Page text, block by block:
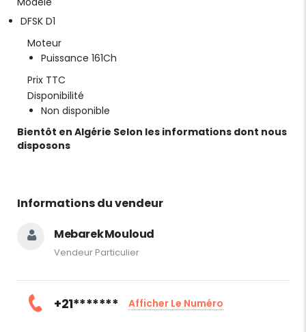
DFSK D1
Moteur
Puissance 161Ch
Prix TTC
Disponibilité
Non disponible
Bientôt en Algérie Selon les informations dont nous
disposons
Informations du vendeur
Mebarek Mouloud
Vendeur Particulier
+21******* Afficher Le Numéro